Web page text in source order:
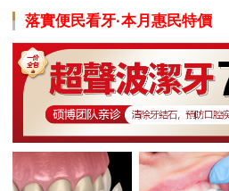
落實便民看牙·本月惠民特價